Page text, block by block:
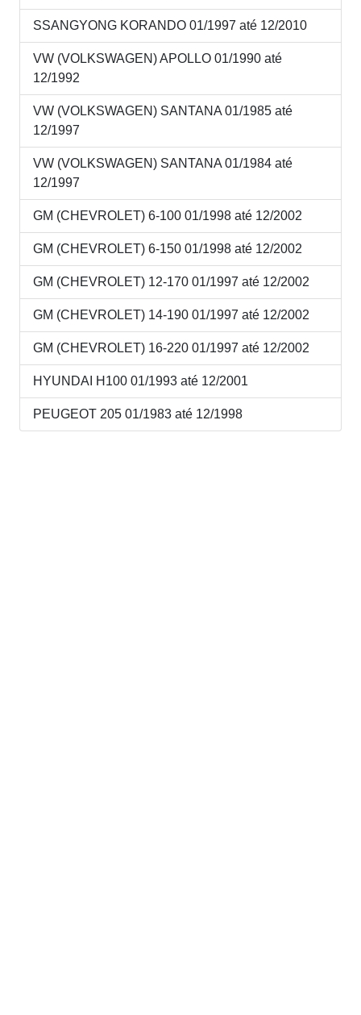
SSANGYONG KORANDO 01/1997 até 12/2010
VW (VOLKSWAGEN) APOLLO 01/1990 até
12/1992
VW (VOLKSWAGEN) SANTANA 01/1985 até
12/1997
VW (VOLKSWAGEN) SANTANA 01/1984 até
12/1997
GM (CHEVROLET) 6-100 01/1998 até 12/2002
GM (CHEVROLET) 6-150 01/1998 até 12/2002
GM (CHEVROLET) 12-170 01/1997 até 12/2002
GM (CHEVROLET) 14-190 01/1997 até 12/2002
GM (CHEVROLET) 16-220 01/1997 até 12/2002
HYUNDAI H100 01/1993 até 12/2001
PEUGEOT 205 01/1983 até 12/1998